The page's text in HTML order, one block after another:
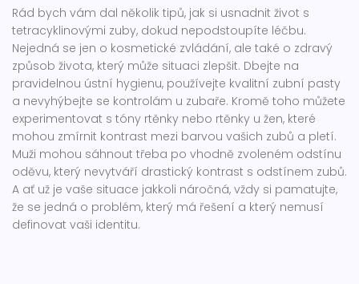
Rád bych vám dal několik tipů, jak si usnadnit život s
tetracyklinovými zuby, dokud nepodstoupíte léčbu.
Nejedná se jen o kosmetické zvládání, ale také o zdravý
způsob života, který může situaci zlepšit. Dbejte na
pravidelnou ústní hygienu, používejte kvalitní zubní pasty
a nevyhýbejte se kontrolám u zubaře. Kromě toho můžete
experimentovat s tóny rtěnky nebo rtěnky u žen, které
mohou zmírnit kontrast mezi barvou vašich zubů a pletí.
Muži mohou sáhnout třeba po vhodně zvoleném odstínu
oděvu, který nevytváří drastický kontrast s odstínem zubů.
A ať už je vaše situace jakkoli náročná, vždy si pamatujte,
že se jedná o problém, který má řešení a který nemusí
definovat vaši identitu.